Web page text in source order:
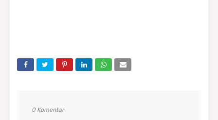
0 Komentar